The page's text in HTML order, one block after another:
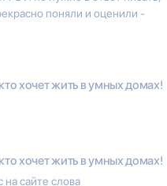
поняли и оценили -
хочет жить в умных домах!
хочет жить в умных домах!
на сайте слова